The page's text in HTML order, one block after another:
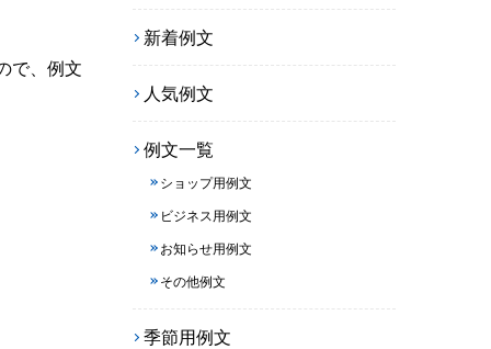
で、例文
新着例文
人気例文
例文一覧
ショップ用例文
ビジネス用例文
お知らせ用例文
その他例文
季節用例文